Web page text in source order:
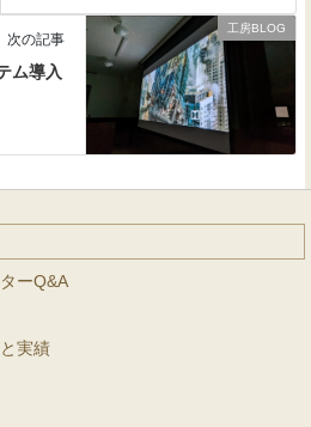
工房BLOG
次の記事
ム導入
ーQ&A
実績